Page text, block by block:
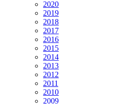
2020
2019
2018
2017
2016
2015
2014
2013
2012
2011
2010
2009